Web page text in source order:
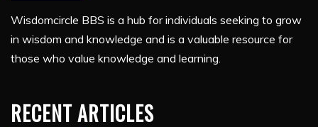
Wisdomcircle BBS is a hub for individuals seeking to grow
in wisdom and knowledge and is a valuable resource for
those who value knowledge and learning.
RECENT ARTICLES